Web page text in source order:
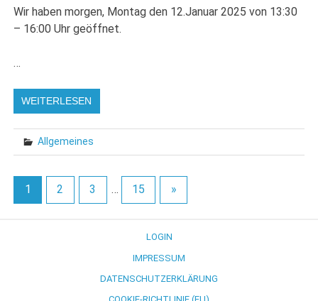
Wir haben morgen, Montag den 12.Januar 2025 von 13:30
– 16:00 Uhr geöffnet.
…
WEITERLESEN
Allgemeines
1 2 3 … 15 »
LOGIN
IMPRESSUM
DATENSCHUTZERKLÄRUNG